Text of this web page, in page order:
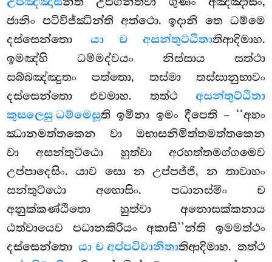
ජානිං පටිවිජ්ඣින්ති අත්ථො. ඉදානි තෙ ධම්මෙ
දස්සෙන්තොයා ච අසන්තුට්ඨිතාතිආදිමාහ.
ඉමඤ්හිධම්මද්වයං නිස්සාය සත්ථා
සබ්බඤ්ඤුතං පත්තො, තස්මා තස්සානුභාවං
දස්සෙන්තො එවමාහ. තත්ථ අසන්තුට්ඨිතා
කුසලෙසු ධම්මෙසූති ඉමිනා ඉමං දීපෙති – ‘‘අහං
ඣානමත්තකෙන වා ඔභාසනිමිත්තමත්තකෙන
වා අසන්තුට්ඨො හුත්වා අරහත්තමග්ගමෙව
උප්පාදෙසිං. යාව සො න උප්පජ්ජි, න තාවාහං
සන්තුට්ඨො අහොසිං. පධානස්මිං ච
අනුක්කණ්ඨිතො හුත්වා අනොසක්කනාය
ඨත්වායෙව පධානකිරියං අකාසි’’න්ති ඉමමත්ථං
දස්සෙන්තොයා ච අප්පටිවානිතාතිආදිමාහ. තත්ථ